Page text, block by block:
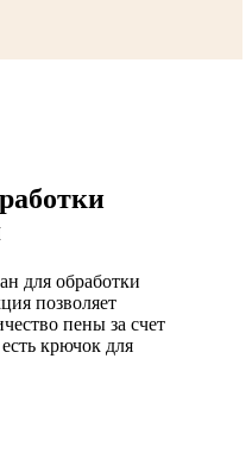
для обработки
позволяет
пены за счет
крючок для